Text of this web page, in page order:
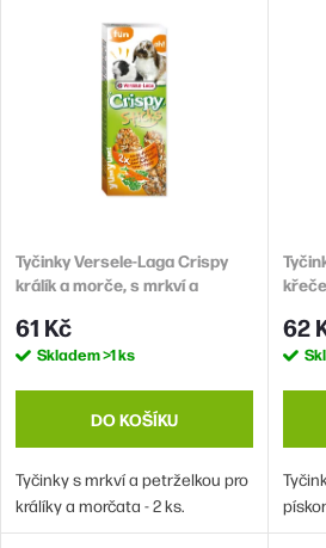
Tyčinky Versele-Laga Crispy
králík a morče, s mrkví a
61 Kč
Skladem>1 ks
DO KOŠÍKU
Tyčinky s mrkví a petrželkou pro
králíky a morčata - 2 ks.
62